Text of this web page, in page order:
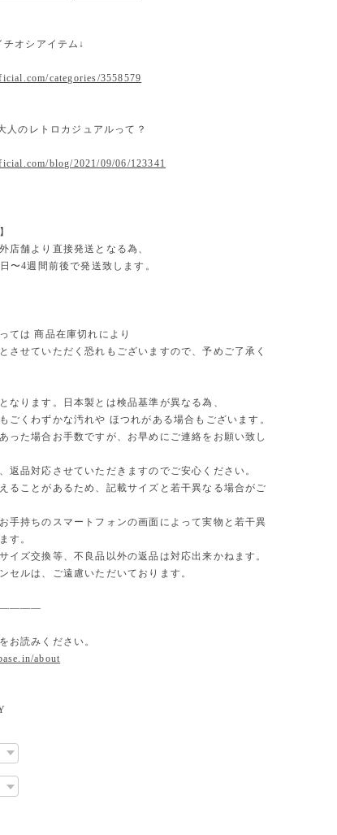
チオシアイテム↓
categories/3558579
人のレトロカジュアルって？
blog/2021/09/06/123341
店舗より直接発送となる為、
〜4週間前後で発送致します。
ては 商品在庫切れにより
させていただく恐れもございますので、予めご了承く
なります。日本製とは検品基準が異なる為、
ごくわずかな汚れや ほつれがある場合もございます。
った場合お手数ですが、お早めにご連絡をお願い致し
返品対応させていただきますのでご安心ください。
ることがあるため、記載サイズと若干異なる場合がご
手持ちのスマートフォンの画面によって実物と若干異
す。
イズ交換等、不良品以外の返品は対応出来かねます。
セルは、ご遠慮いただいております。
お読みください。
about